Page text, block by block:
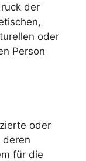
der
oder
Person
oder
deren
für die